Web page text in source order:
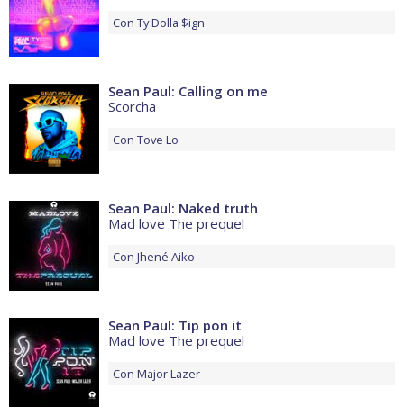
Con Ty Dolla $ign
Sean Paul: Calling on me
Scorcha
Con Tove Lo
Sean Paul: Naked truth
Mad love The prequel
Con Jhené Aiko
Sean Paul: Tip pon it
Mad love The prequel
Con Major Lazer